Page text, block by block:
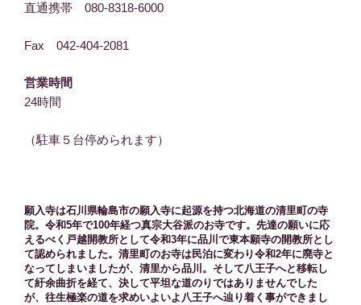
直通携帯 080-8318-6000
Fax 042-404-2081
営業時間
24時間
（駐車５台停められます）
願入寺は石川県輪島市の願入寺に起源を持つ北海道の清里町の寺
院。令和5年で100年経つ真宗大谷派のお寺です。先達の願いに応
えるべく戸越開教所として令和3年に品川で東本願寺の開教所とし
て認められました。清里町のお寺は民泊に変わり令和2年に廃寺と
なってしまいましたが、清里から品川。そして八王子へと移転し
て紆余曲折を経て、決して平坦な道のりではありませんでした
が、往生極楽の道を求めいよいよ八王子へ辿り着く事ができまし